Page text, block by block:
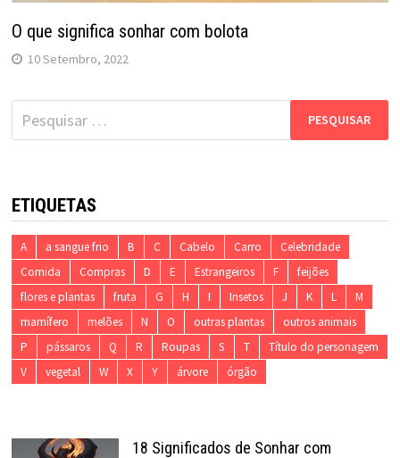
O que significa sonhar com bolota
10 Setembro, 2022
Pesquisar
por:
ETIQUETAS
A a sangue frio B C Cabelo Carro
Celebridade
Comida
Compras D E Estrangeiros F
feijões
flores e plantas
fruta G H I Insetos J K L
M
mamífero
melões N O outras plantas
outros animais
P
pássaros Q R Roupas S T
Título do personagem
V
vegetal W X Y árvore órgão
18 Significados de Sonhar com